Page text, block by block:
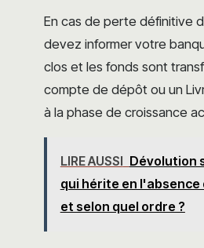
En cas de perte définitive
devez informer votre
clos et les fonds sont
compte de dépôt ou un
à la phase de croissance
LIRE AUSSI Dévolution
qui hérite en
et selon quel ordre ?